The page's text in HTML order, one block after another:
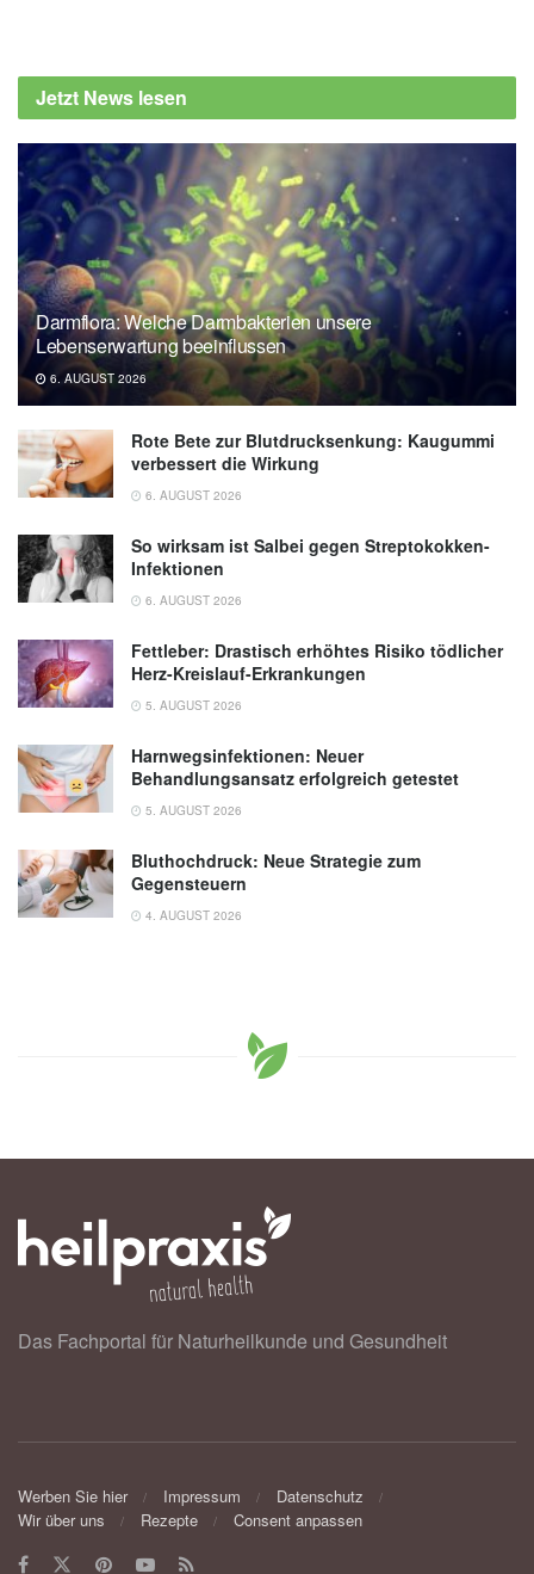
Jetzt News lesen
Darmflora: Welche Darmbakterien unsere
Lebenserwartung beeinflussen
6. AUGUST 2026
Rote Bete zur Blutdrucksenkung: Kaugummi
verbessert die Wirkung
6. AUGUST 2026
So wirksam ist Salbei gegen Streptokokken-
Infektionen
6. AUGUST 2026
Fettleber: Drastisch erhöhtes Risiko tödlicher
Herz-Kreislauf-Erkrankungen
5. AUGUST 2026
Harnwegsinfektionen: Neuer
Behandlungsansatz erfolgreich getestet
5. AUGUST 2026
Bluthochdruck: Neue Strategie zum
Gegensteuern
4. AUGUST 2026
Das Fachportal für Naturheilkunde und Gesundheit
Werben Sie hier Impressum
Datenschutz
Wir über uns
Rezepte Consent anpassen